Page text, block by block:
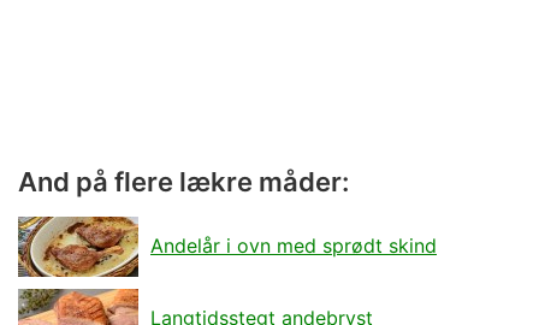
And på flere lækre måder:
Andelår i ovn med sprødt skind
Langtidsstegt andebryst